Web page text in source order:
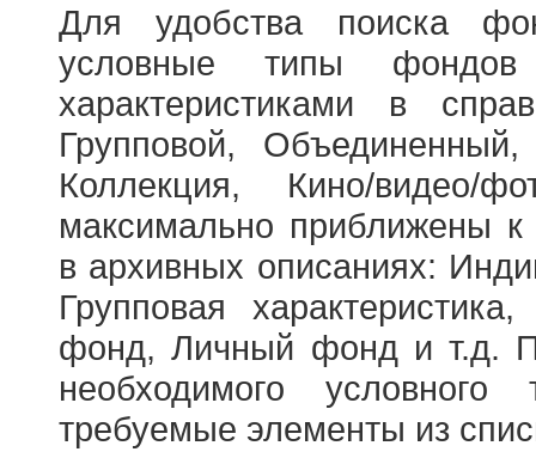
Для удобства поиска
условные типы
характеристиками в
Групповой,
Коллекция, Кино/
максимально приближены
в архивных описаниях:
Групповая
фонд, Личный фонд и т.д.
необходимого
требуемые элементы из